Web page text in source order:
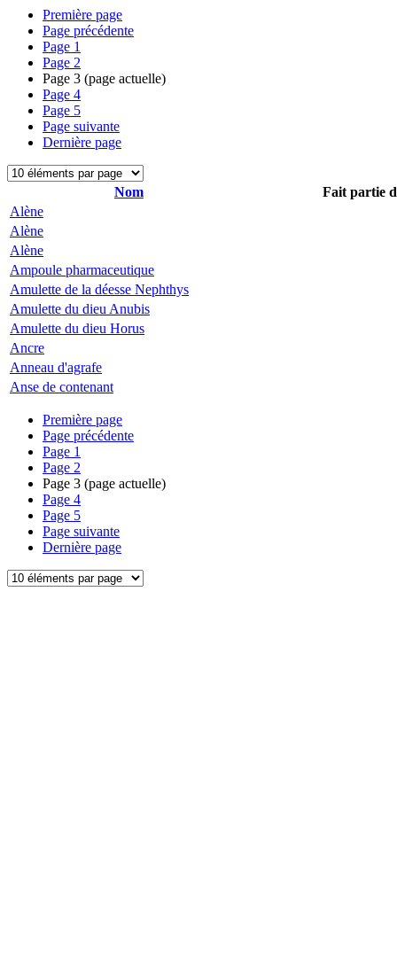
Première page
Page précédente
Page 1
Page 2
Page 3 (page actuelle)
Page 4
Page 5
Page suivante
Dernière page
Nom
Fait partie
Alène
Alène
Alène
Ampoule pharmaceutique
Amulette de la déesse Nephthys
Amulette du dieu Anubis
Amulette du dieu Horus
Ancre
Anneau d'agrafe
Anse de contenant
Première page
Page précédente
Page 1
Page 2
Page 3 (page actuelle)
Page 4
Page 5
Page suivante
Dernière page